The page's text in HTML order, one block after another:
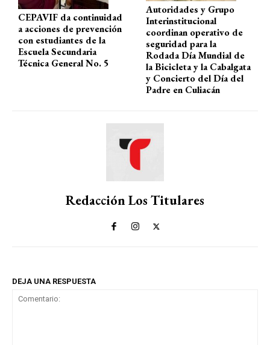
CEPAVIF da continuidad
a acciones de prevención
con estudiantes de la
Escuela Secundaria
Técnica General No. 5
Autoridades y Grupo
Interinstitucional
coordinan operativo de
seguridad para la
Rodada Día Mundial de
la Bicicleta y la Cabalgata
y Concierto del Día del
Padre en Culiacán
Redacción Los Titulares
DEJA UNA RESPUESTA